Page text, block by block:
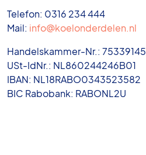
Telefon: 0316 234 444
Mail: info@koelonderdelen.nl
Handelskammer-Nr.: 75339145
USt-IdNr.: NL860244246B01
IBAN: NL18RABO0343523582
BIC Rabobank: RABONL2U